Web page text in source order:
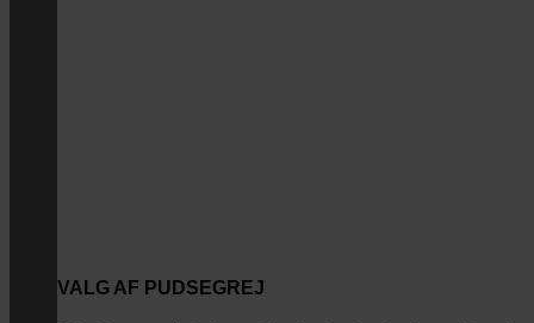
VALG AF PUDSEGREJ